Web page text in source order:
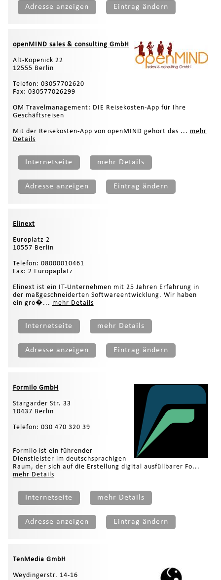
Adresse anzeigen Eintrag ändern
openMIND sales & consulting GmbH
Alt-Köpenick 22
12555 Berlin
Telefon: 03057702620
Fax: 030577026299
OM Travelmanagement: DIE Reisekosten-App für Ihre
Geschäftsreisen
Mit der Reisekosten-App von openMIND gehört das ... mehr
Details
Internetseite mehr Details
Adresse anzeigen Eintrag ändern
Elinext
Europlatz 2
10557 Berlin
Telefon: 08000010461
Fax: 2 Europaplatz
Elinext ist ein IT-Unternehmen mit 25 Jahren Erfahrung in
der maßgeschneiderten Softwareentwicklung. Wir haben
ein gro�... mehr Details
Internetseite mehr Details
Adresse anzeigen Eintrag ändern
Formilo GmbH
Stargarder Str. 33
10437 Berlin
Telefon: 030 470 320 39
Formilo ist ein führender
Dienstleister im deutschsprachigen
Raum, der sich auf die Erstellung digital ausfüllbarer Fo...
mehr Details
Internetseite mehr Details
Adresse anzeigen Eintrag ändern
TenMedia GmbH
Weydingerstr. 14-16